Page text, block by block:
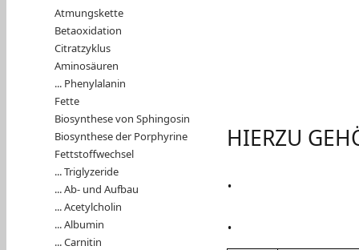
Atmungskette
Betaoxidation
Citratzyklus
Aminosäuren
... Phenylalanin
Fette
Biosynthese von Sphingosin
Biosynthese der Porphyrine
Fettstoffwechsel
... Triglyzeride
... Ab- und Aufbau
... Acetylcholin
... Albumin
... Carnitin
HIERZU
.
.